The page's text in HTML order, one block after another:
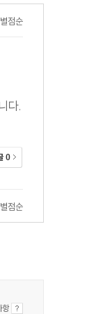
별점순
다.
0
별점순
항